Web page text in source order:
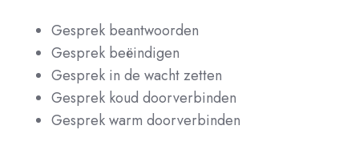
Gesprek beantwoorden
Gesprek beëindigen
Gesprek in de wacht zetten
Gesprek koud doorverbinden
Gesprek warm doorverbinden